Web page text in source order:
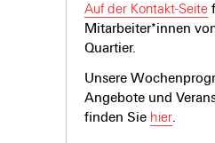
Auf der Kontakt-Seite
Mitarbeiter*innen
Quartier.
Unsere
Angebote und
finden Sie hier.